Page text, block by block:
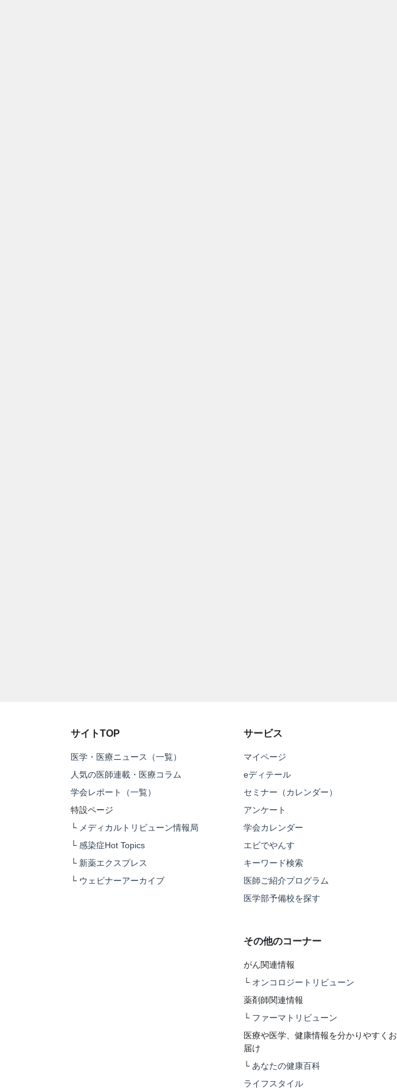
サイトTOP
医学・医療ニュース（一覧）
人気の医師連載・医療コラム
学会レポート（一覧）
特設ページ
└ メディカルトリビューン情報局
└ 感染症Hot Topics
└ 新薬エクスプレス
└ ウェビナーアーカイブ
サービス
マイページ
eディテール
セミナー（カレンダー）
アンケート
学会カレンダー
エビでやんす
キーワード検索
医師ご紹介プログラム
医学部予備校を探す
その他のコーナー
がん関連情報
└ オンコロジートリビューン
薬剤師関連情報
└ ファーマトリビューン
医療や医学、健康情報を分かりやすくお
届け
└ あなたの健康百科
ライフスタイル